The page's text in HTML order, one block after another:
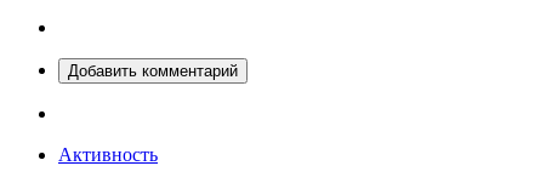
Добавить комментарий
Активность